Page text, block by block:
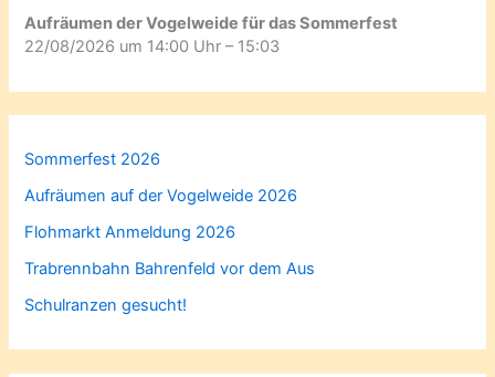
Aufräumen der Vogelweide für das Sommerfest
22/08/2026 um 14:00 Uhr – 15:03
Sommerfest 2026
Aufräumen auf der Vogelweide 2026
Flohmarkt Anmeldung 2026
Trabrennbahn Bahrenfeld vor dem Aus
Schulranzen gesucht!